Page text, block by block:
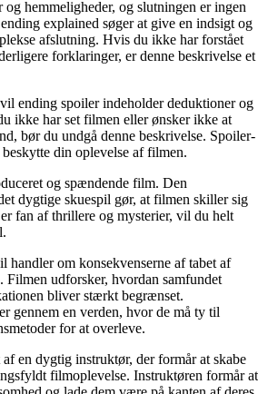
hemmeligheder, og slutningen er ingen
explained søger at give en indsigt og
afslutning. Hvis du ikke har forstået
forklaringer, er denne beskrivelse et
ending spoiler indeholder deduktioner og
ikke har set filmen eller ønsker ikke at
bør du undgå denne beskrivelse. Spoiler-
din oplevelse af filmen.
og spændende film. Den
dygtige skuespil gør, at filmen skiller sig
fan af thrillere og mysterier, vil du helt
om konsekvenserne af tabet af
Filmen udforsker, hvordan samfundet
bliver stærkt begrænset.
gennem en verden, hvor de må ty til
for at overleve.
en dygtig instruktør, der formår at skabe
filmoplevelse. Instruktøren formår at